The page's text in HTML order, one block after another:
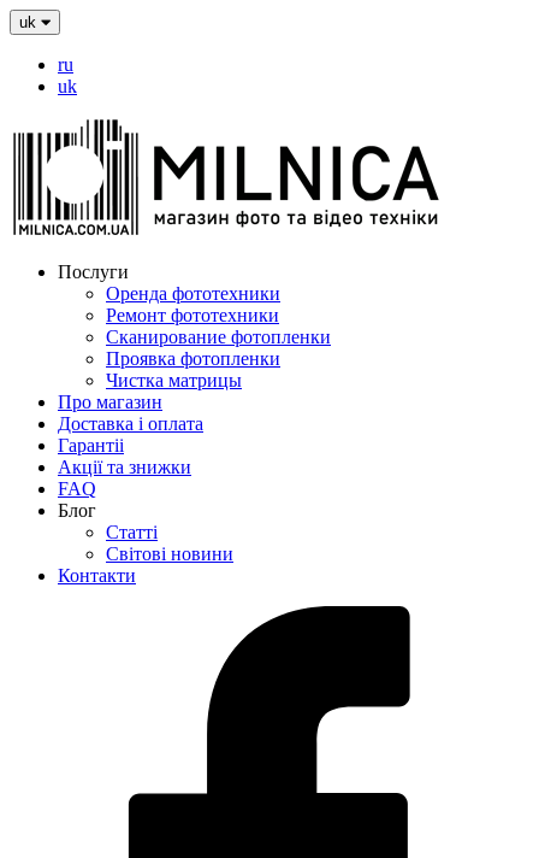
uk
ru
uk
Послуги
Оренда фототехники
Ремонт фототехники
Сканирование фотопленки
Проявка фотопленки
Чистка матрицы
Про магазин
Доставка і оплата
Гарантіі
Акції та знижки
FAQ
Блог
Статті
Світові новини
Контакти